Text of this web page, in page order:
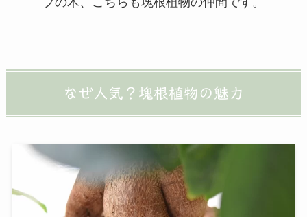
なぜ人気？塊根植物の魅力